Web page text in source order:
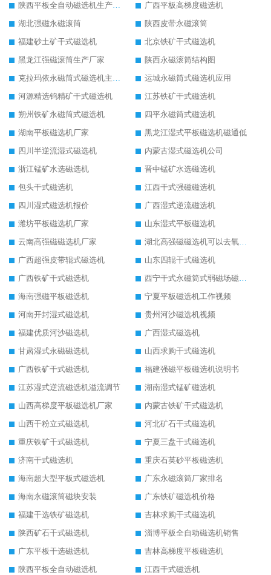
陕西平板全自动磁选机生产厂家
广西平板高梯度磁选机
湖北强磁永磁滚筒
陕西皮带永磁滚筒
福建砂土矿干式磁选机
北京铁矿干式磁选机
黑龙江强磁滚筒生产厂家
陕西永磁滚筒结构图
克拉玛依永磁筒式磁选机主要技术参数
运城永磁筒式磁选机应用
河源精选钨精矿干式磁选机
江苏铁矿干式磁选机
朔州铁矿永磁筒式磁选机
四平永磁筒式磁选机
湖南平板磁选机厂家
黑龙江湿式平板磁选机磁通低
四川半逆流湿式磁选机
内蒙古湿式磁选机公司
浙江锰矿水选磁选机
晋中锰矿水选磁选机
包头干式磁选机
江西干式强磁磁选机
四川湿式磁选机报价
广西湿式逆流磁选机
潍坊平板磁选机厂家
山东湿式平板磁选机
云南高强磁磁选机厂家
湖北高强磁磁选机可以去氧化铝
广西超强皮带辊式磁选机
山东四辊干式磁选机
广西铁矿干式磁选机
西宁干式永磁筒式弱磁场磁选机结构图
海南强磁平板磁选机
宁夏平板磁选机工作视频
河南开封湿式磁选机
贵州河沙磁选机视频
福建优质河沙磁选机
广西湿式磁选机
甘肃湿式永磁磁选机
山西求购干式磁选机
广西铁矿干式磁选机
福建强磁平板磁选机说明书
江苏湿式逆流磁选机溢流调节
湖南湿式锰矿磁选机
山西高梯度平板磁选机厂家
内蒙古铁矿干式磁选机
山西干粉立式磁选机
河北矿石干式磁选机
重庆铁矿干式磁选机
宁夏三盘干式磁选机
济南干式磁选机
重庆石英砂平板磁选机
海南超大型平板式磁选机
广东永磁滚筒厂家排名
海南永磁滚筒磁块安装
广东铁矿磁选机价格
福建干选铁矿磁选机
吉林求购干式磁选机
陕西矿石干式磁选机
淄博平板全自动磁选机销售
广东平板干选磁选机
吉林高梯度平板磁选机
陕西平板全自动磁选机
江西干式磁选机